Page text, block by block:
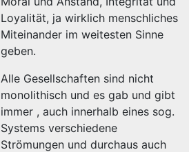
Loyalität, ja wirklich menschliches
Miteinander im weitesten Sinne
geben.
Alle Gesellschaften sind nicht
monolithisch und es gab und gibt
immer , auch innerhalb eines sog.
Systems verschiedene
Strömungen und durchaus auch